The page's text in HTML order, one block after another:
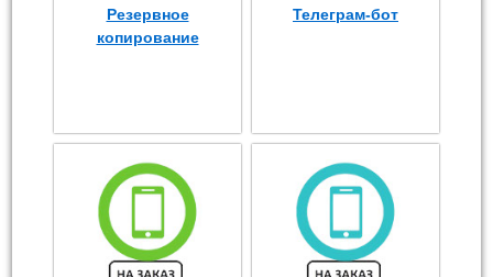
Резервное
копирование
Телеграм-бот